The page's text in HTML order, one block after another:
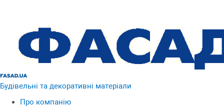
Будівельні та декоративні матеріали
Про компанію